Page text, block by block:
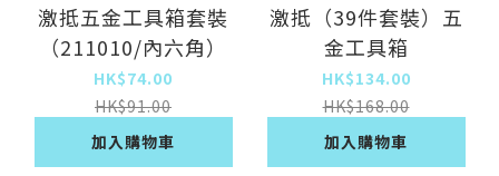
激抵五金工具箱套裝
（211010/內六角）
HK$74.00
HK$91.00
加入購物車
激抵（39件套裝）五
金工具箱
HK$134.00
HK$168.00
加入購物車